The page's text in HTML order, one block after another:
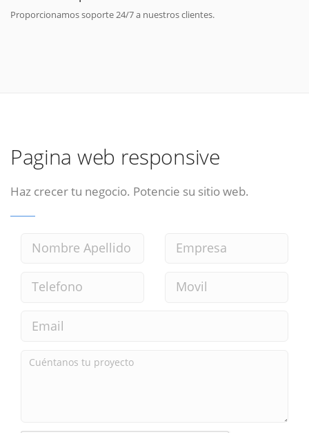
Proporcionamos soporte 24/7 a nuestros clientes.
Pagina web responsive
Haz crecer tu negocio. Potencie su sitio web.